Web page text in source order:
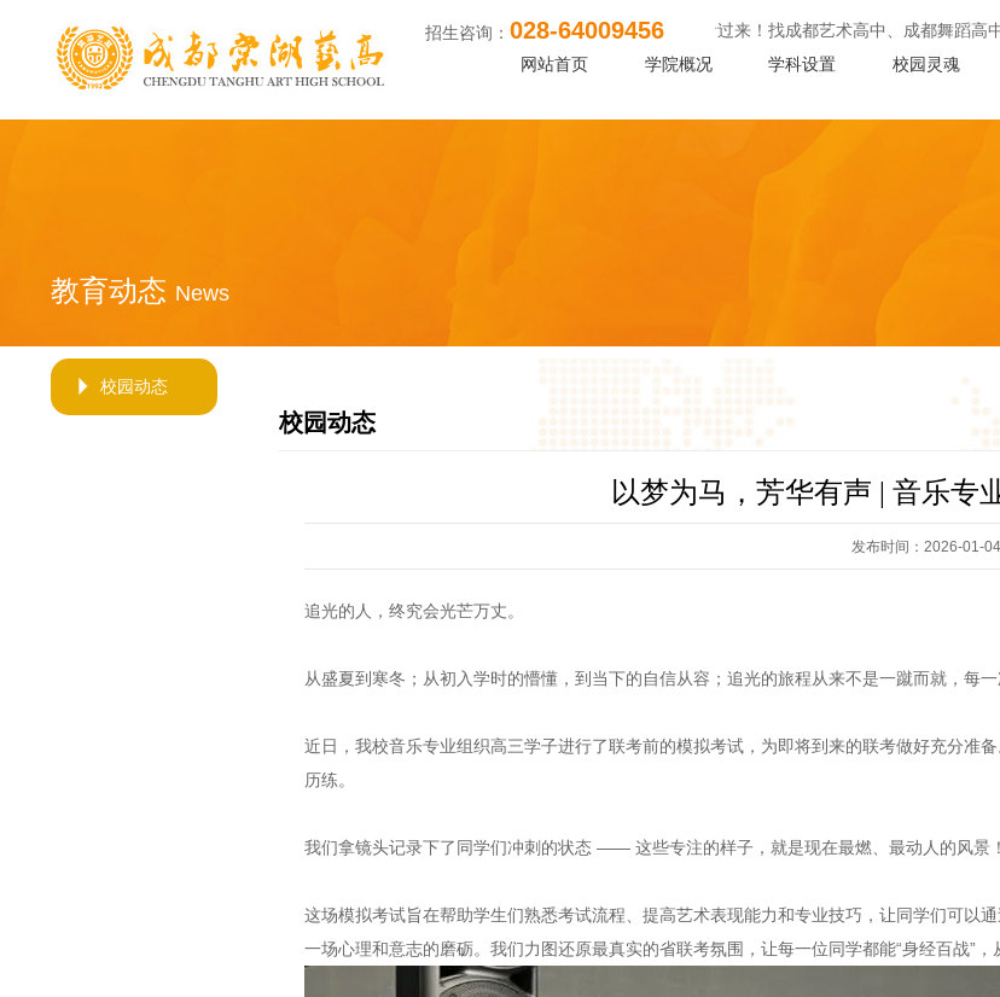
网站首页 学院概况 学科设置 校园灵魂
招生咨询： 028-64009456
找成都高中艺术学校的艺体生们看过来！找成都艺术高中、成都舞蹈高中、成
教育动态 News
校园动态
校园动态
以梦为马，芳华有声 | 音乐专
发布时间：2026-01-04
追光的人，终究会光芒万丈。
从盛夏到寒冬；从初入学时的懵懂，到当下的自信从容；追光的旅程从来不是一蹴而就，每
近日，我校音乐专业组织高三学子进行了联考前的模拟考试，为即将到来的联考做好充分准
历练。
我们拿镜头记录下了同学们冲刺的状态 —— 这些专注的样子，就是现在最燃、最动人的风景！
这场模拟考试旨在帮助学生们熟悉考试流程、提高艺术表现能力和专业技巧，让同学们可以
一场心理和意志的磨砺。我们力图还原最真实的省联考氛围，让每一位同学都能“身经百战”，